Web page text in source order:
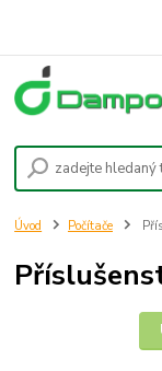
Úvod Počítače